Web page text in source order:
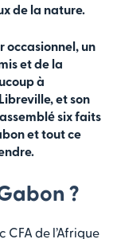
de la nature.
occasionnel, un
et de la
à
et son
six faits
et tout ce
?
de l’Afrique